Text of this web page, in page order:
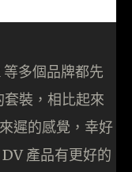
多個品牌都先
套裝，相比起來
遲的感覺，幸好
產品有更好的